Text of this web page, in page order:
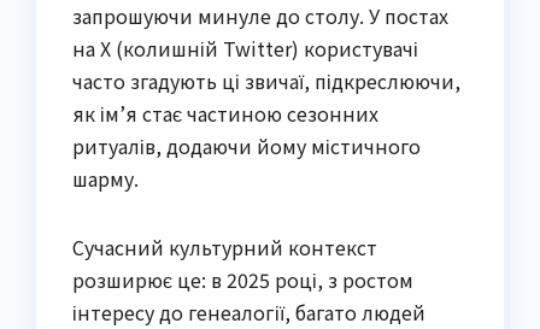
запрошуючи минуле до столу. У постах
на X (колишній Twitter) користувачі
часто згадують ці звичаї, підкреслюючи,
як ім’я стає частиною сезонних
ритуалів, додаючи йому містичного
шарму.
Сучасний культурний контекст
розширює це: в 2025 році, з ростом
інтересу до генеалогії, багато людей